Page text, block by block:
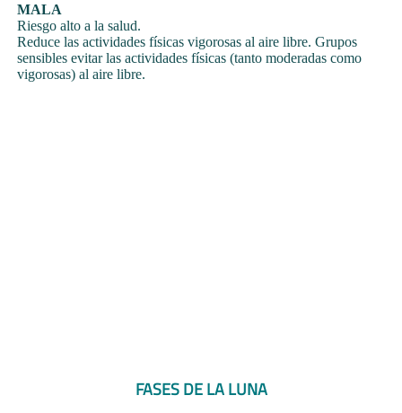
MALA
Riesgo alto a la salud.
Reduce las actividades físicas vigorosas al aire libre. Grupos
sensibles evitar las actividades físicas (tanto moderadas como
vigorosas) al aire libre.
FASES DE LA LUNA